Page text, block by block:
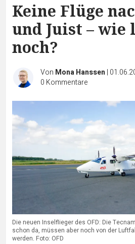
Keine Flüge
und Juist – wie
noch?
Von Mona Hanssen |
0 Kommentare
Die neuen Inselflieger des OFD: Die
schon da, müssen aber noch von der
werden. Foto: OFD